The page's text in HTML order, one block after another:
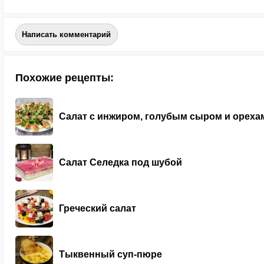
Написать комментарий
Похожие рецепты:
Салат с инжиром, голубым сыром и
Салат Селедка под шубой
Греческий салат
Тыквенный суп-пюре